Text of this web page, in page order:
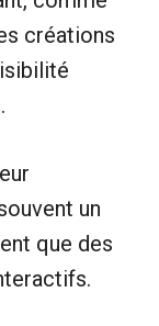
créations
un
que des